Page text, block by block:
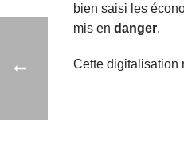
bien saisi les
mis en danger.
Cette digitalisation